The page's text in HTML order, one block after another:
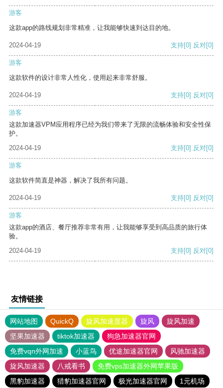
游客
这款app的路线规划非常精准，让我能够快速到达目的地。
2024-04-19 支持[0] 反对[0]
游客
这款软件的设计非常人性化，使用起来非常舒服。
2024-04-19 支持[0] 反对[0]
游客
这款加速器VPM应用程序已经为我们带来了无限的流畅体验和安全性保
护。
2024-04-19
支持[0] 反对[0]
游客
这款软件简直是神器，解决了我所有问题。
2024-04-19 支持[0] 反对[0]
游客
这款app的酒店、餐厅推荐非常有用，让我能够享受到高品质的旅行体
验。
2024-04-19
支持[0] 反对[0]
友情链接
网站地图 QuickQ 旋风加速度器 旋风
旋风加速
坚果加速器
tiktok加速器
狗急加速器官网
免费vqn外网加速
小蓝鸟 优途加速器官网
风驰加速器
旋风加速器
八戒看书
免费vps加速器外网苹果版
黑豹加速器
猎豹加速器官网 极光加速器官网 1元机场